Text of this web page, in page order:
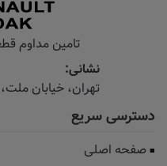
تامین مداوم
نشانی:
تهران، خیابان‌ ملت،
دسترسی سریع
صفحه اصلی